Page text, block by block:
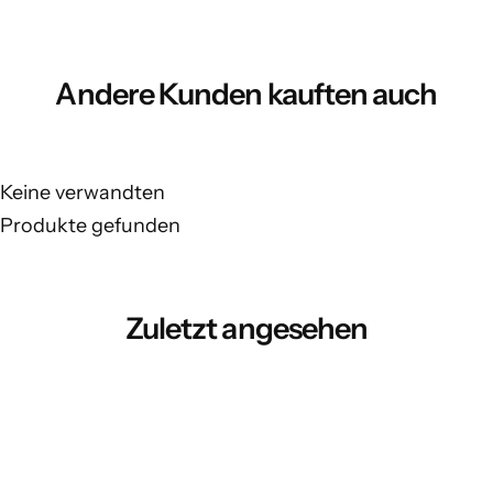
Andere Kunden kauften auch
Keine verwandten
Produkte gefunden
Zuletzt angesehen